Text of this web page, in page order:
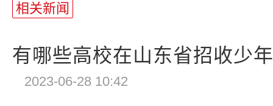
相关新闻
有哪些高校在山东省招收少
2023-06-28 10:42